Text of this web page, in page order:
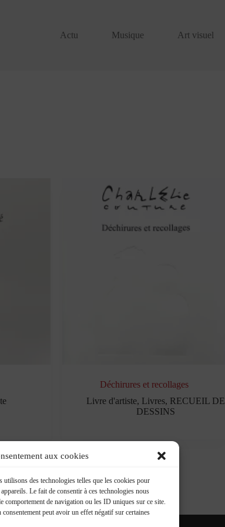
aux cookies
des technologies telles que les cookies pour
Le fait de consentir à ces technologies nous
comportement de navigation ou les ID uniques sur ce site.
peut avoir un effet négatif sur certaines
Actu
Musique Art visuel
Déchirures et recollages
Livre d'artiste, Livres, RECUEIL DE
DESSINS